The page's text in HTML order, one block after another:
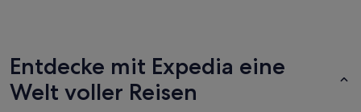
New York
629 Business-Hotels
1505
Entdecke mit Expedia eine
Welt voller Reisen